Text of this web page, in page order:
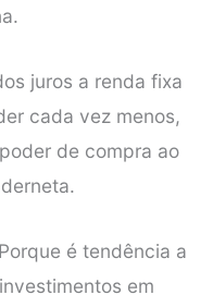
juros a renda fixa
cada vez menos,
de compra ao
é tendência a
em